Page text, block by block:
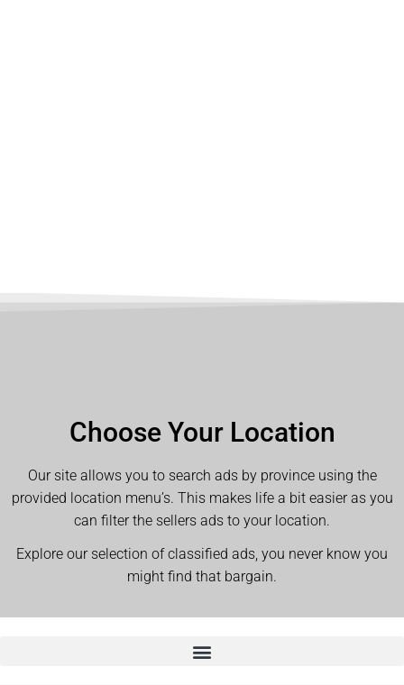
Choose Your Location
Our site allows you to search ads by province using the
provided location menu’s. This makes life a bit easier as you
can filter the sellers ads to your location.
Explore our selection of classified ads, you never know you
might find that bargain.